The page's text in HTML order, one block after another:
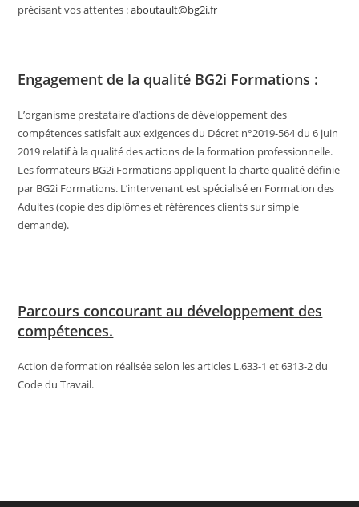
précisant vos attentes :aboutault@bg2i.fr
Engagement de la qualité BG2i Formations :
L’organisme prestataire d’actions de développement des
compétences satisfait aux exigences du Décret n°2019-564 du 6 juin
2019 relatif à la qualité des actions de la formation professionnelle.
Les formateurs BG2i Formations appliquent la charte qualité définie
par BG2i Formations. L’intervenant est spécialisé en Formation des
Adultes (copie des diplômes et références clients sur simple
demande).
Parcours concourant au développement des
compétences.
Action de formation réalisée selon les articles L.633-1 et 6313-2 du
Code du Travail.